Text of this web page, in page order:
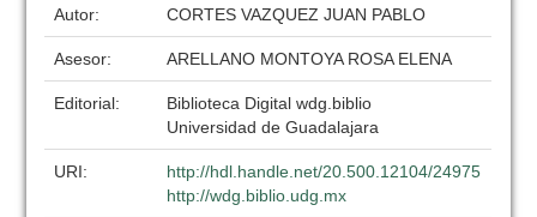
Autor: CORTES VAZQUEZ JUAN PABLO
Asesor: ARELLANO MONTOYA ROSA ELENA
Editorial:
Biblioteca Digital wdg.biblio
Universidad de Guadalajara
URI:
http://hdl.handle.net/20.500.12104/24975
http://wdg.biblio.udg.mx